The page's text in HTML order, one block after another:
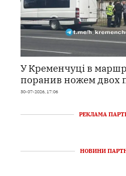
У Кременчуці в
поранив ножем двох
30-07-2026, 17:06
РЕКЛАМА
НОВИНИ